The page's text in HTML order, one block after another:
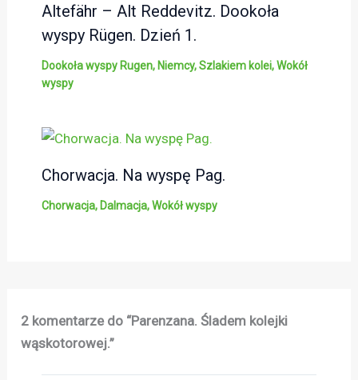
Altefähr – Alt Reddevitz. Dookoła
wyspy Rügen. Dzień 1.
Dookoła wyspy Rugen, Niemcy,Szlakiem kolei,Wokół
wyspy
Chorwacja. Na wyspę Pag.
Chorwacja, Dalmacja,Wokół wyspy
2 komentarze do “Parenzana. Śladem kolejki
wąskotorowej.”